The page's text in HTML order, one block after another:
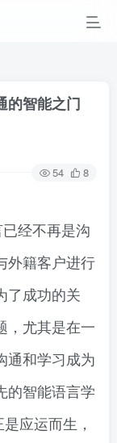
的智能之门
54 8
经不再是沟
外籍客户进行
了成功的关
，尤其是在一
通和学习成为
的智能语言学
应运而生，